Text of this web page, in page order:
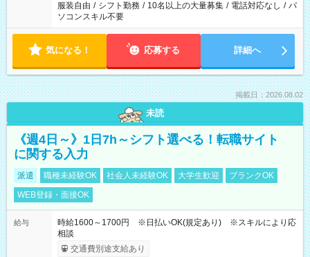
服装自由 / シフト勤務 / 10名以上の大量募集 / 電話対応なし / パ
ソコンスキル不要
気になる！ 応募する 詳細へ
掲載日：2026.08.02
未読
《週4日～》1日7h～シフト選べる！転職サイト
に関する入力
派遣 職種未経験OK 社会人未経験OK 大学生歓迎
ブランクOK
WEB登録・面接OK
給与
時給1600～1700円 ※日払いOK(規定あり) ※スキルにより応
相談
交通費別途支給あり